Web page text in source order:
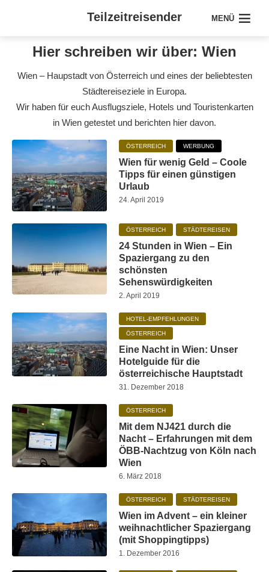
Teilzeitreisender MENÜ
Hier schreiben wir über: Wien
Wien – Haupstadt von Österreich und eines der beliebtesten
Städtereiseziele in Europa.
Wir haben für euch Ausflugsziele, Hotels und Touristenkarten
in Wien getestet und berichten hier davon.
ÖSTERREICH WERBUNG
Wien für wenig Geld – Coole
Tipps für einen günstigen
Urlaub
24. April 2019
ÖSTERREICH STÄDTEREISEN
24 Stunden in Wien – Ein
Spaziergang zu den
schönsten
Sehenswürdigkeiten
2. April 2019
HOTEL-EMPFEHLUNGEN
ÖSTERREICH
Eine Nacht in Wien: Unser
Hotelguide für die
österreichische Hauptstadt
31. Dezember 2018
ÖSTERREICH
Mit dem NJ421 durch die
Nacht – Erfahrungen mit dem
ÖBB-Nachtzug von Köln nach
Wien
6. März 2018
ÖSTERREICH STÄDTEREISEN
Wien im Advent – ein kleiner
weihnachtlicher Spaziergang
(mit Shoppingtipps)
1. Dezember 2016